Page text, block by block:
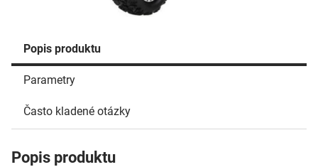
Popis produktu
Parametry
Často kladené otázky
Popis produktu